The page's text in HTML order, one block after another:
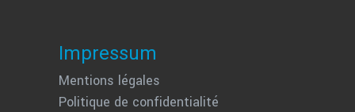
Impressum
Mentions légales
Politique de confidentialité